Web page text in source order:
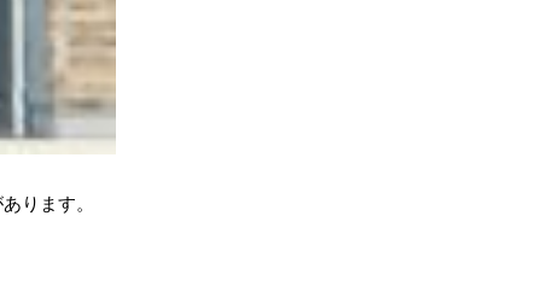
ります。